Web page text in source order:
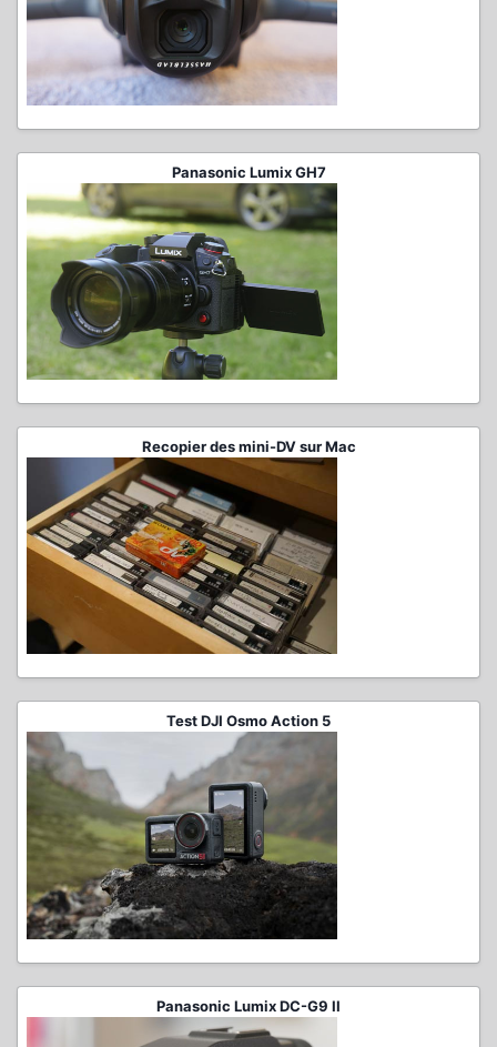
Panasonic Lumix GH7
Recopier des mini-DV sur Mac
Test DJI Osmo Action 5
Panasonic Lumix DC-G9 II